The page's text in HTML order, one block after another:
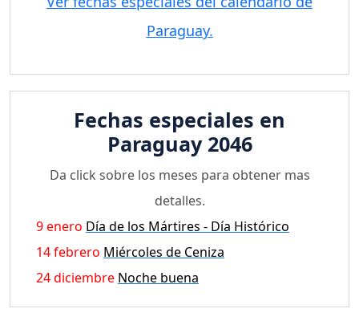
Paraguay.
Fechas especiales en
Paraguay 2046
Da click sobre los meses para obtener mas
detalles.
9 enero Día de los Mártires - Día Histórico
14 febrero Miércoles de Ceniza
24 diciembre Noche buena